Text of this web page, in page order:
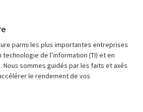
parmi les plus importantes entreprises
de l’information (TI) et en
Nous sommes guidés par les faits et axés
le rendement de vos